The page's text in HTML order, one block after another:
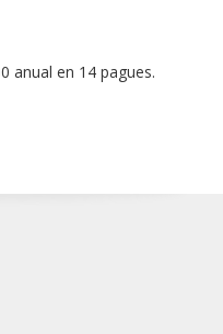
anual en 14 pagues.